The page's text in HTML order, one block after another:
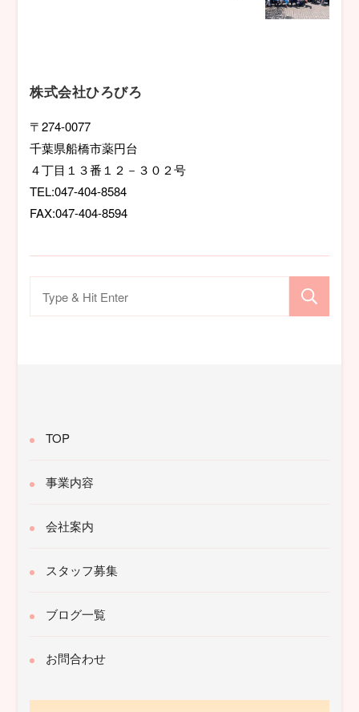
シ
ョ
ン
株式会社ひろびろ
〒274-0077
千葉県船橋市薬円台
４丁目１３番１２－３０２号
TEL:047-404-8584
FAX:047-404-8594
TOP
事業内容
会社案内
スタッフ募集
ブログ一覧
お問合わせ